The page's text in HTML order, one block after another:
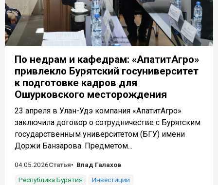
По недрам и кафедрам: «АпатитАгро»
привлекло Бурятский госуниверситет
к подготовке кадров для
Ошурковского месторождения
23 апреля в Улан-Удэ компания «АпатитАгро»
заключила договор о сотрудничестве с Бурятским
государственным университетом (БГУ) имени
Доржи Банзарова. Предметом...
04.05.2026Статья
Влад Галахов
Республика Бурятия
Инвестиции